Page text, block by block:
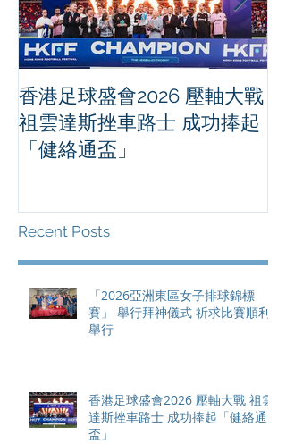
香港足球盛會2026 壓軸大戰
祖雲達斯挫車路士 成功捧起
「健絡通盃」
Recent Posts
「2026亞洲東區女子排球錦標
賽」 舉行拜神儀式 祈求比賽順利
舉行
香港足球盛會2026 壓軸大戰 祖雲
達斯挫車路士 成功捧起「健絡通
盃」